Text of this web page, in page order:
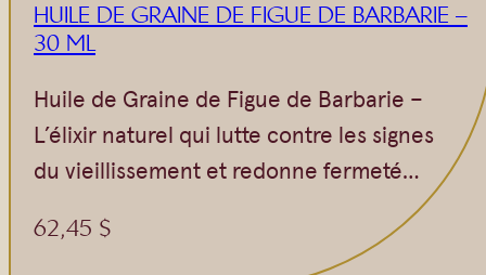
HUILE DE GRAINE DE FIGUE DE BARBARIE –
30 ML
Huile de Graine de Figue de Barbarie –
L’élixir naturel qui lutte contre les signes
du vieillissement et redonne fermeté…
62,45 $